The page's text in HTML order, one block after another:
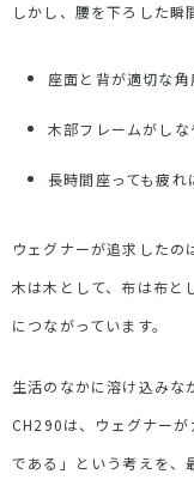
しかし、腰を下ろした瞬
座面と背が適切な
木部フレームがし
長時間座っても疲
ウェグナーが追求したの
木は木として、布は布と
につながっています。
生活のなかに溶け込みな
CH290は、ウェグナー
である」という考えを、